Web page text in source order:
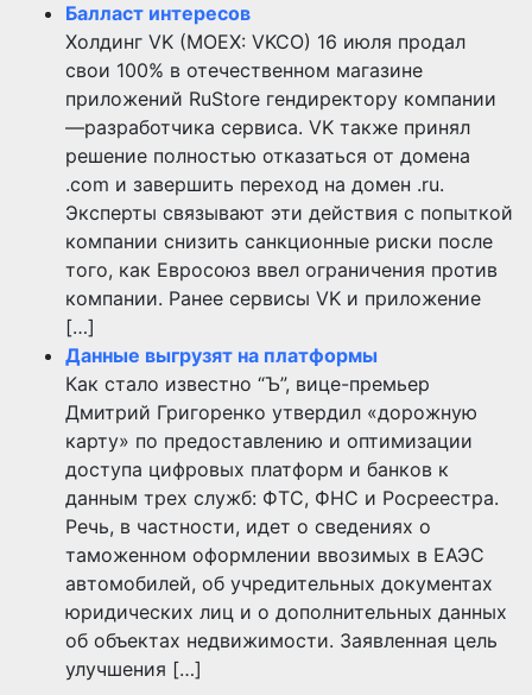
Балласт интересов
Холдинг VK (MOEX: VKCO) 16 июля продал
свои 100% в отечественном магазине
приложений RuStore гендиректору компании
—разработчика сервиса. VK также принял
решение полностью отказаться от домена
.com и завершить переход на домен .ru.
Эксперты связывают эти действия с попыткой
компании снизить санкционные риски после
того, как Евросоюз ввел ограничения против
компании. Ранее сервисы VK и приложение
[…]
Данные выгрузят на платформы
Как стало известно “Ъ”, вице-премьер
Дмитрий Григоренко утвердил «дорожную
карту» по предоставлению и оптимизации
доступа цифровых платформ и банков к
данным трех служб: ФТС, ФНС и Росреестра.
Речь, в частности, идет о сведениях о
таможенном оформлении ввозимых в ЕАЭС
автомобилей, об учредительных документах
юридических лиц и о дополнительных данных
об объектах недвижимости. Заявленная цель
улучшения […]